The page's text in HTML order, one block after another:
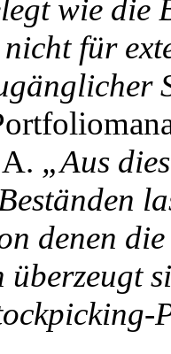
wie die
für
„Aus
denen
überzeugt